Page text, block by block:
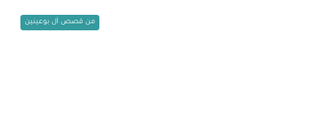
من قصص آل بوعينين